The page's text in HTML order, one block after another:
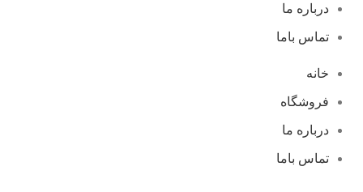
درباره ما
تماس باما
خانه
فروشگاه
درباره ما
تماس باما